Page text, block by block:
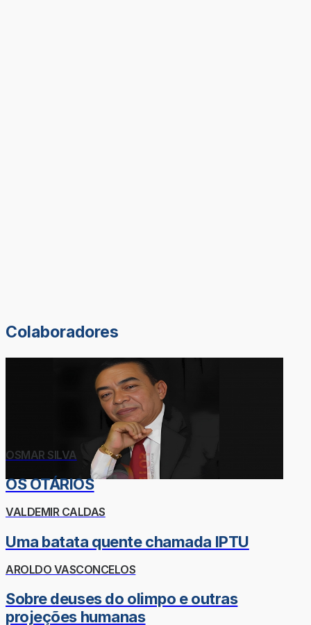
Colaboradores
OSMAR SILVA
OS OTÁRIOS
VALDEMIR CALDAS
Uma batata quente chamada IPTU
AROLDO VASCONCELOS
Sobre deuses do olimpo e outras
projeções humanas